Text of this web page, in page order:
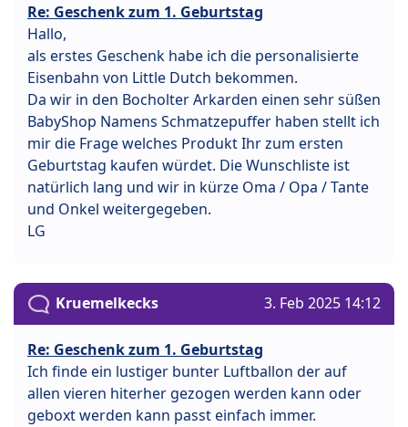
Re: Geschenk zum 1. Geburtstag
Hallo,
als erstes Geschenk habe ich die personalisierte
Eisenbahn von Little Dutch bekommen.
Da wir in den Bocholter Arkarden einen sehr süßen
BabyShop Namens Schmatzepuffer haben stellt ich
mir die Frage welches Produkt Ihr zum ersten
Geburtstag kaufen würdet. Die Wunschliste ist
natürlich lang und wir in kürze Oma / Opa / Tante
und Onkel weitergegeben.
LG
Kruemelkecks 3. Feb 2025 14:12
Re: Geschenk zum 1. Geburtstag
Ich finde ein lustiger bunter Luftballon der auf
allen vieren hiterher gezogen werden kann oder
geboxt werden kann passt einfach immer.